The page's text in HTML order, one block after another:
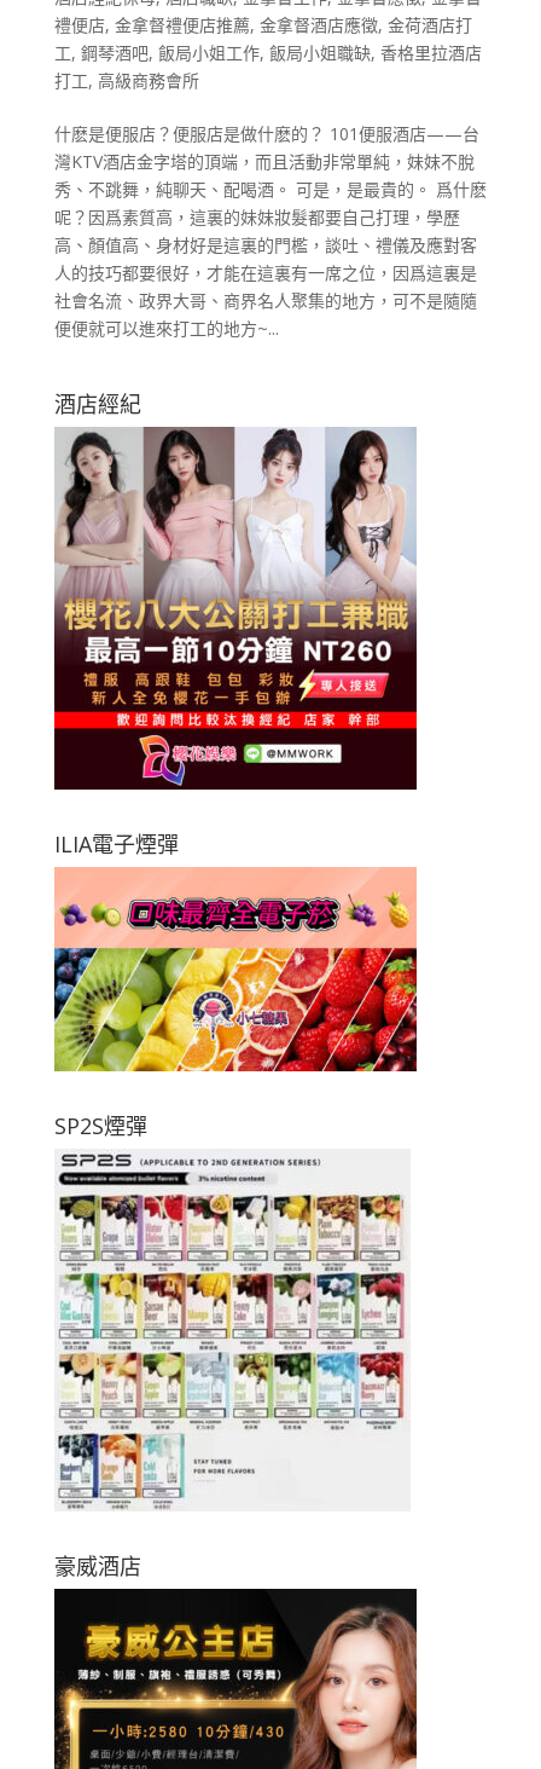
禮便店, 金拿督禮便店推薦, 金拿督酒店應徵, 金荷酒店打
工, 鋼琴酒吧, 飯局小姐工作, 飯局小姐職缺, 香格里拉酒店
打工, 高級商務會所
什麽是便服店？便服店是做什麽的？ 101便服酒店——台
灣KTV酒店金字塔的頂端，而且活動非常單純，妹妹不脫
秀、不跳舞，純聊天、配喝酒。 可是，是最貴的。 爲什麽
呢？因爲素質高，這裏的妹妹妝髮都要自己打理，學歷
高、顏值高、身材好是這裏的門檻，談吐、禮儀及應對客
人的技巧都要很好，才能在這裏有一席之位，因爲這裏是
社會名流、政界大哥、商界名人聚集的地方，可不是隨隨
便便就可以進來打工的地方~...
酒店經紀
ILIA電子煙彈
SP2S煙彈
豪威酒店